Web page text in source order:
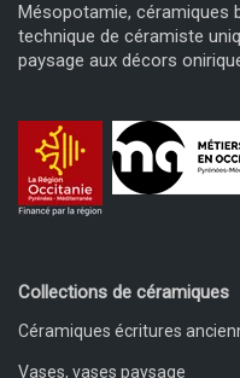
Mésopotamie, céramiques
technique de céramiste
paysage aux décors
Collections de céramiques
Céramiques écritures
Vases, vases paysage